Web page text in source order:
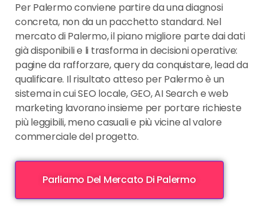
Per Palermo conviene partire da una diagnosi
concreta, non da un pacchetto standard. Nel
mercato di Palermo, il piano migliore parte dai dati
già disponibili e li trasforma in decisioni operative:
pagine da rafforzare, query da conquistare, lead da
qualificare. Il risultato atteso per Palermo è un
sistema in cui SEO locale, GEO, AI Search e web
marketing lavorano insieme per portare richieste
più leggibili, meno casuali e più vicine al valore
commerciale del progetto.
Parliamo Del Mercato Di Palermo